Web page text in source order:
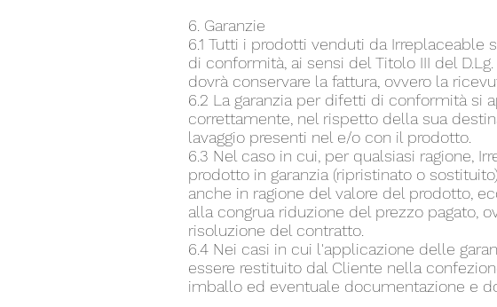
6. Garanzie
6.1 Tutti i prodotti venduti da
di conformità, ai sensi del Titolo III del
dovrà conservare la fattura, ovvero la
6.2 La garanzia per difetti di conformità si
correttamente, nel rispetto della sua
lavaggio presenti nel e/o con il prodotto.
6.3 Nel caso in cui, per qualsiasi ragione,
prodotto in garanzia (ripristinato o
anche in ragione del valore del prodotto,
alla congrua riduzione del prezzo pagato,
risoluzione del contratto.
6.4 Nei casi in cui l'applicazione delle
essere restituito dal Cliente nella
imballo ed eventuale documentazione e